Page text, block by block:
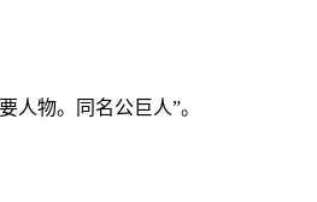
人物。同名公巨人”。